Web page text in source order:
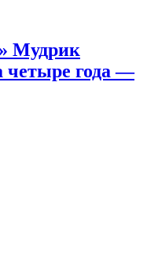
Мудрик
четыре года —